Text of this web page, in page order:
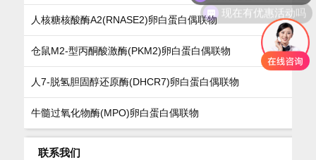
人核糖核酸酶A2(RNASE2)卵白蛋白偶联物
仓鼠M2-型丙酮酸激酶(PKM2)卵白蛋白偶联物
人7-脱氢胆固醇还原酶(DHCR7)卵白蛋白偶联物
牛髓过氧化物酶(MPO)卵白蛋白偶联物
联系我们
现在有优惠活动吗